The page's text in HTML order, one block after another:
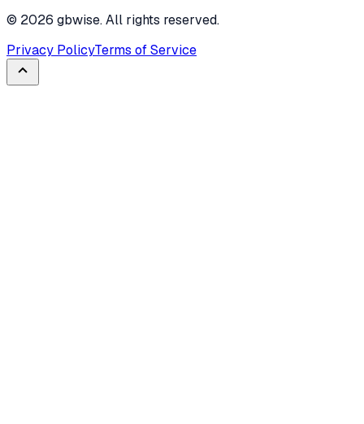
© 2026 gbwise. All rights reserved.
Privacy PolicyTerms of Service